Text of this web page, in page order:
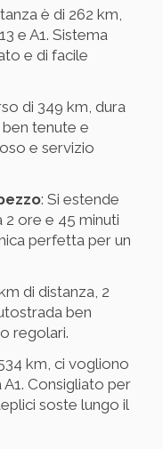
è di 262 km,
e A1. Sistema
e di facile
di 349 km, dura
tenute e
e servizio
: Si estende
2 ore e 45 minuti
perfetta per un
di distanza, 2
ben
regolari.
km, ci vogliono
Consigliato per
soste lungo il